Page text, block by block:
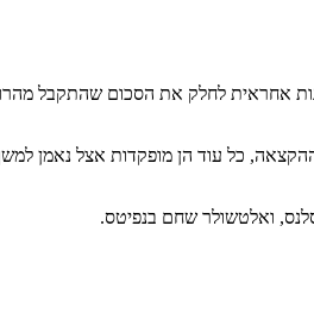
אחראית לחלק את הסכום שהתקבל
אופציות פטורה ממס במועד ההקצאה, כל עוד הן